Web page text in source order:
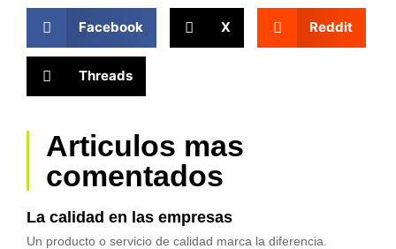
Facebook X Reddit
Threads
Articulos mas
comentados
La calidad en las empresas
Un producto o servicio de calidad marca la diferencia.